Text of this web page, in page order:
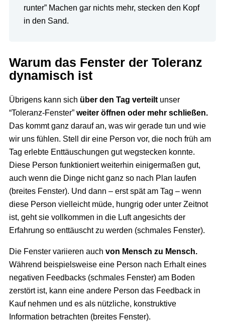
runter” Machen gar nichts mehr, stecken den Kopf
in den Sand.
Warum das Fenster der Toleranz
dynamisch ist
Übrigens kann sich über den Tag verteilt unser
“Toleranz-Fenster” weiter öffnen oder mehr schließen.
Das kommt ganz darauf an, was wir gerade tun und wie
wir uns fühlen. Stell dir eine Person vor, die noch früh am
Tag erlebte Enttäuschungen gut wegstecken konnte.
Diese Person funktioniert weiterhin einigermaßen gut,
auch wenn die Dinge nicht ganz so nach Plan laufen
(breites Fenster). Und dann – erst spät am Tag – wenn
diese Person vielleicht müde, hungrig oder unter Zeitnot
ist, geht sie vollkommen in die Luft angesichts der
Erfahrung so enttäuscht zu werden (schmales Fenster).
Die Fenster variieren auch von Mensch zu Mensch.
Während beispielsweise eine Person nach Erhalt eines
negativen Feedbacks (schmales Fenster) am Boden
zerstört ist, kann eine andere Person das Feedback in
Kauf nehmen und es als nützliche, konstruktive
Information betrachten (breites Fenster).